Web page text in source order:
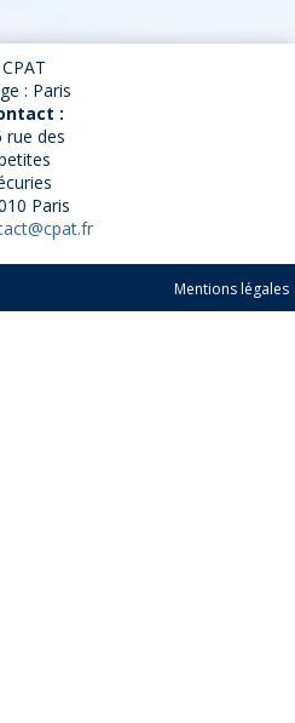
CPAT
: Paris
:
rue des
Paris
Mentions légales